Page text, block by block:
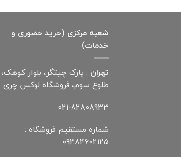
7,000,000 تومان
شعبه مرکزی (خرید حضوری و
خدمات)
تهران : پارک چیتگر، بلوار کوهک،
طلوع سوم، فروشگاه لوکس چری
021-82808933
شماره مستقیم فروشگاه :
09384602125